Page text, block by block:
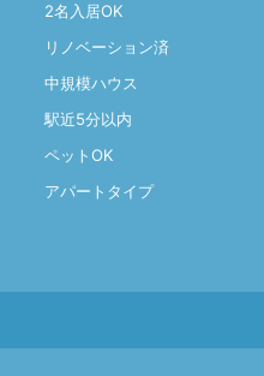
2名入居OK
リノベーション済
中規模ハウス
駅近5分以内
ペットOK
アパートタイプ